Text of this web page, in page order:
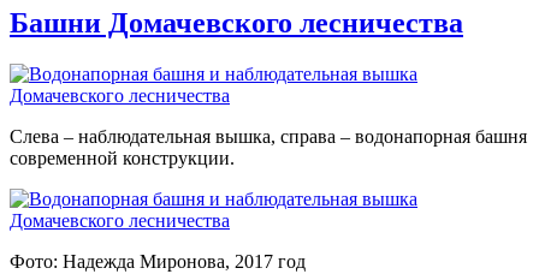
Башни Домачевского лесничества
Слева – наблюдательная вышка, справа – водонапорная башня
современной конструкции.
Фото: Надежда Миронова, 2017 год